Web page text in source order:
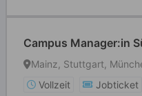
Campus Manager:in
Mainz, Stuttgart,
Vollzeit
Jobticket